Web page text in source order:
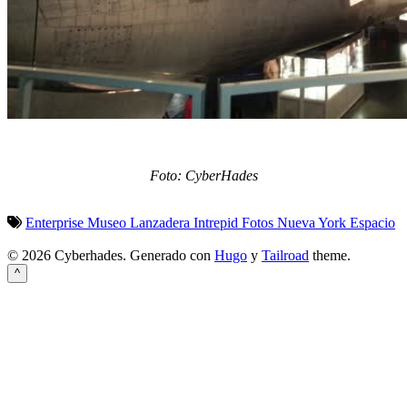
Foto: CyberHades
Enterprise Museo Lanzadera Intrepid Fotos Nueva York Espacio
© 2026 Cyberhades. Generado con Hugo y Tailroad theme.
^